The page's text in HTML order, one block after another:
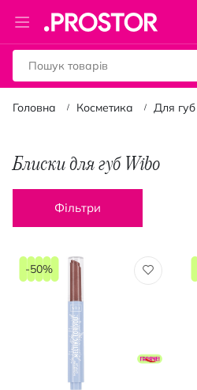
Toggle
Nav
Головна Косметика Для губ
Блиски для губ Wibo
Фільтри
-50%